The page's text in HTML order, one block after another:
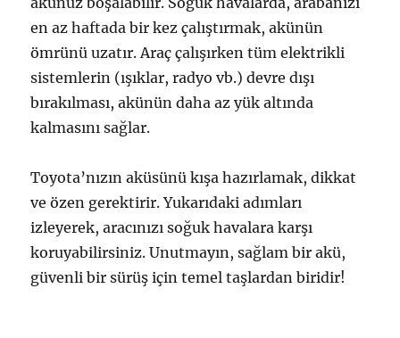
en az haftada bir kez çalıştırmak, akünün
ömrünü uzatır. Araç çalışırken tüm elektrikli
sistemlerin (ışıklar, radyo vb.) devre dışı
bırakılması, akünün daha az yük altında
kalmasını sağlar.
Toyota’nızın aküsünü kışa hazırlamak, dikkat
ve özen gerektirir. Yukarıdaki adımları
izleyerek, aracınızı soğuk havalara karşı
koruyabilirsiniz. Unutmayın, sağlam bir akü,
güvenli bir sürüş için temel taşlardan biridir!